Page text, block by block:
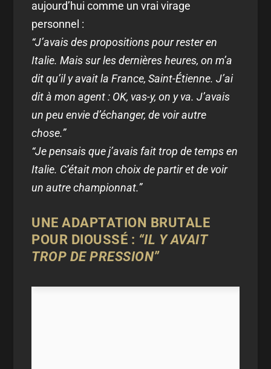
aujourd’hui comme un vrai virage
personnel :
“J’avais des propositions pour rester en
Italie. Mais sur les dernières heures, on m’a
dit qu’il y avait la France, Saint-Étienne. J’ai
dit à mon agent : OK, vas-y, on y va. J’avais
un peu envie d’échanger, de voir autre
chose.”
“Je pensais que j’avais fait trop de temps en
Italie. C’était mon choix de partir et de voir
un autre championnat.”
UNE ADAPTATION BRUTALE
POUR DIOUSSÉ : “IL Y AVAIT
TROP DE PRESSION”